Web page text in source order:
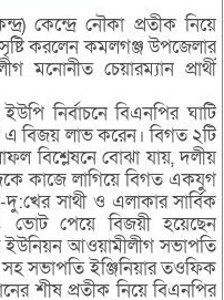
কেন্দ্রে নৌকা প্রতীক নিয়ে
করলেন কমলগঞ্জ উপজেলার
চেয়ারম্যান প্রার্থী
নির্বাচনে বিএনপির ঘাটি
এ বিজয় লাভ করেন। বিগত ২টি
বিশ্লেষনে বোঝা যায়, দলীয়
কাজে লাগিয়ে বিগত একযুগ
সাথী ও এলাকার সার্বিক
ভোট পেয়ে বিজয়ী হয়েছেন
ইউনিয়ন আওয়ামীলীগ সভাপতি
সভাপতি ইঞ্জিনিয়ার তওফিক
শীষ প্রতীক নিয়ে বিএনপির